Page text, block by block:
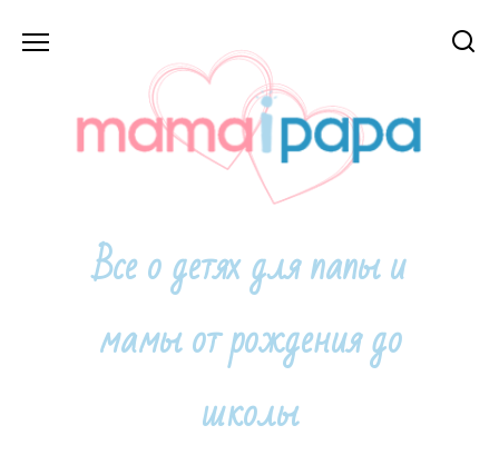
Все о детях для папы и
мамы от рождения до
школы